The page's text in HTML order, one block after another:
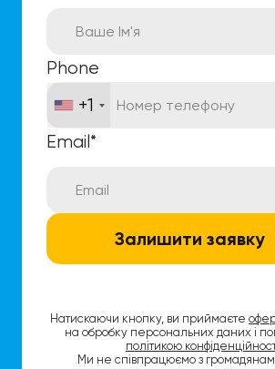
Phone
+1
Email*
Залишити заявку
Натискаючи кнопку, ви приймаєте
на обробку персональних даних і
політикою
Ми не співпрацюємо з